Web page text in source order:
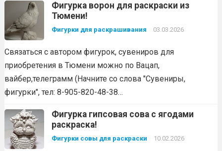
Фигурка ворон для раскраски из
Тюмени!
Фигурки для раскрашивания 03.03.2026
Связаться с автором фигурок, сувениров для
приобретения в Тюмени можно по Вацап,
вайбер,телеграмм (Начните со слова "Сувениры,
фигурки", тел: 8-905-820-48-38…
Фигурка гипсовая сова с ягодами
раскраска!
Фигурки совы для раскраски 10.02.2026